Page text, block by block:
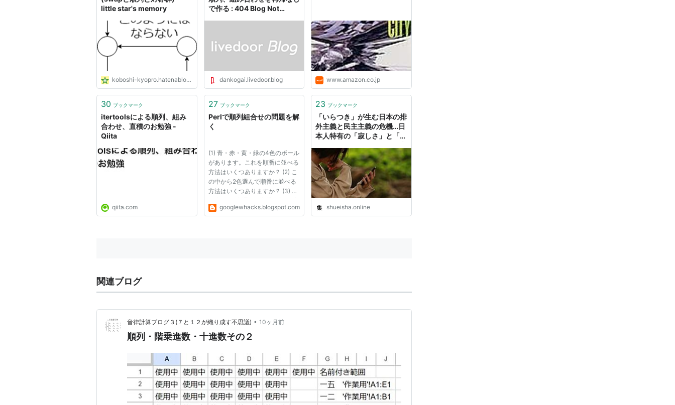
little star's memory
koboshi-kyopro.hatenablog.com
で作る : 404 Blog Not
dankogai.livedoor.blog www.amazon.co.jp
30 ブックマーク
itertoolsによる順列、組み
合わせ、直積のお勉強 -
Qiita
qiita.com
27 ブックマーク
Perlで順列組合せの問題を解
く
(1) 青・赤・黄・緑の4色のボール
があります。これを順番に並べる
方法はいくつありますか？ (2) こ
の中から2色選んで順番に並べる
方法はいくつありますか？ (3) こ
の中から2色選んで順番を考えず
に組合せを作る方法はいくつあり
googlewhacks.blogspot.com
23 ブックマーク
「いらつき」が生む日本の排
外主義と民主主義の危機…日
本人特有の「寂しさ」と「人
ちたい」心理 | 集英社オンラ
イン | ニュースを本気で噛み
砕け
shueisha.online
関連ブログ
音律計算ブログ３(７と１２が織り成す不思議) • 10ヶ月前
順列・階乗進数・十進数その２